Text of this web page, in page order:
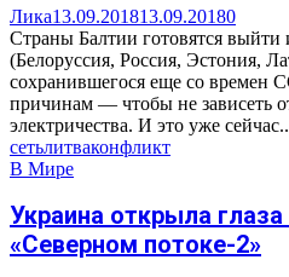
Лика13.09.201813.09.20180
Страны Балтии готовятся
(Белоруссия, Россия, Эстония,
сохранившегося еще со времен
причинам — чтобы не зависеть
электричества. И это уже
сетьлитваконфликт
В Мире
Украина открыла
«Северном потоке-2»